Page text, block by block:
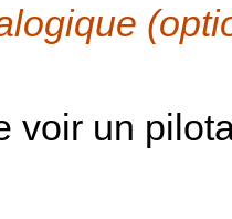
voir un